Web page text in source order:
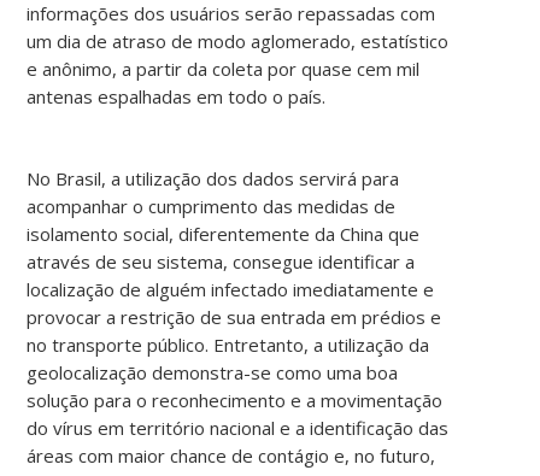
informações dos usuários serão repassadas com
um dia de atraso de modo aglomerado, estatístico
e anônimo, a partir da coleta por quase cem mil
antenas espalhadas em todo o país.
No Brasil, a utilização dos dados servirá para
acompanhar o cumprimento das medidas de
isolamento social, diferentemente da China que
através de seu sistema, consegue identificar a
localização de alguém infectado imediatamente e
provocar a restrição de sua entrada em prédios e
no transporte público. Entretanto, a utilização da
geolocalização demonstra-se como uma boa
solução para o reconhecimento e a movimentação
do vírus em território nacional e a identificação das
áreas com maior chance de contágio e, no futuro,